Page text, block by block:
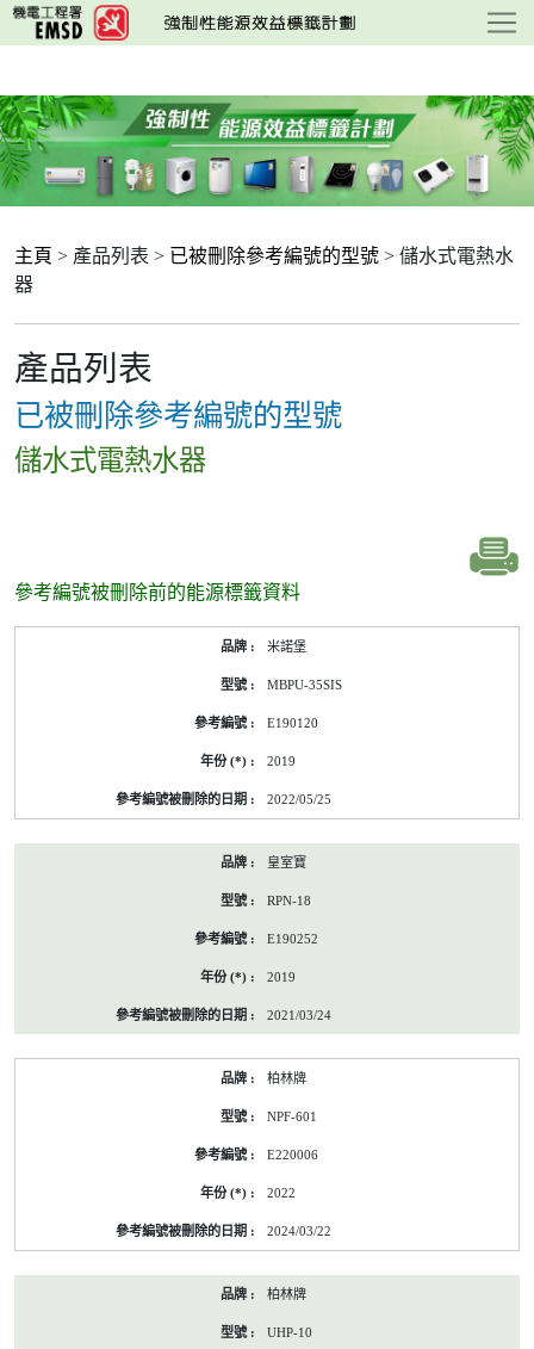
跳
至
要
內
容
主頁 > 產品列表 > 已被刪除參考編號的型號 > 儲水式電熱水
器
產品列表
已被刪除參考編號的型號
儲水式電熱水器
參考編號被刪除前的能源標籤資料
標
米諾堡
MBPU-35SIS
E190120
2019
2022/05/25
皇室寶
RPN-18
E190252
2019
2021/03/24
柏林牌
NPF-601
E220006
2022
2024/03/22
柏林牌
UHP-10